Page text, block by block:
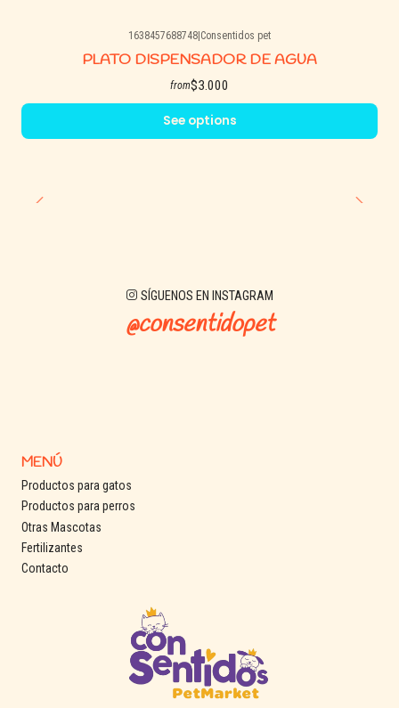
1638457688748 Consentidos pet
PLATO DISPENSADOR DE AGUA
from$3.000
See options
SÍGUENOS EN INSTAGRAM
@consentidopet
MENÚ
Productos para gatos
Productos para perros
Otras Mascotas
Fertilizantes
Contacto